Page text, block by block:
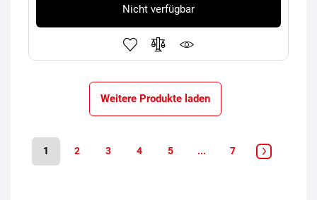
Nicht verfügbar
Weitere Produkte laden
1 2 3 4 5 ... 7